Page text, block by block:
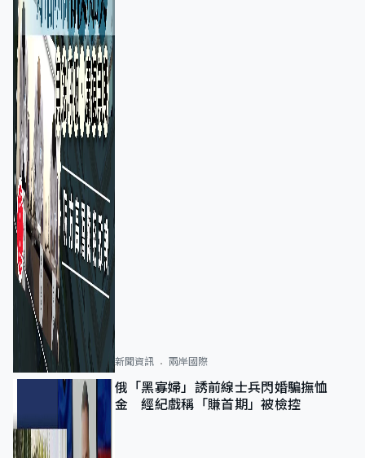
新聞資訊 兩岸國際
俄「黑寡婦」誘前線士兵閃婚騙撫恤
金 經紀戲稱「賺首期」被檢控